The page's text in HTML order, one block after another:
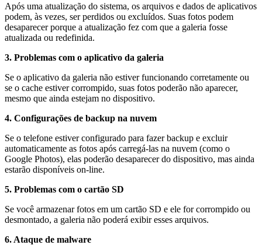
Após uma atualização do sistema, os arquivos e dados de aplicativos
podem, às vezes, ser perdidos ou excluídos. Suas fotos podem
desaparecer porque a atualização fez com que a galeria fosse
atualizada ou redefinida.
3. Problemas com o aplicativo da galeria
Se o aplicativo da galeria não estiver funcionando corretamente ou
se o cache estiver corrompido, suas fotos poderão não aparecer,
mesmo que ainda estejam no dispositivo.
4. Configurações de backup na nuvem
Se o telefone estiver configurado para fazer backup e excluir
automaticamente as fotos após carregá-las na nuvem (como o
Google Photos), elas poderão desaparecer do dispositivo, mas ainda
estarão disponíveis on-line.
5. Problemas com o cartão SD
Se você armazenar fotos em um cartão SD e ele for corrompido ou
desmontado, a galeria não poderá exibir esses arquivos.
6. Ataque de malware